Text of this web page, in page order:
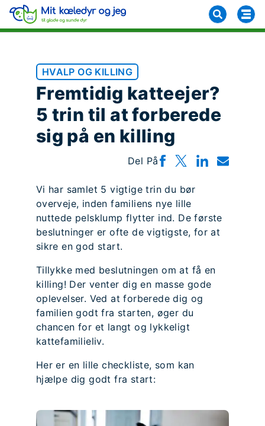
HVALP OG KILLING
Fremtidig katteejer?
5 trin til at forberede
sig på en killing
Del På
Vi har samlet 5 vigtige trin du bør
overveje, inden familiens nye lille
nuttede pelsklump flytter ind. De første
beslutninger er ofte de vigtigste, for at
sikre en god start.
Tillykke med beslutningen om at få en
killing! Der venter dig en masse gode
oplevelser. Ved at forberede dig og
familien godt fra starten, øger du
chancen for et langt og lykkeligt
kattefamilieliv.
Her er en lille checkliste, som kan
hjælpe dig godt fra start: